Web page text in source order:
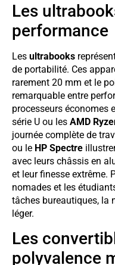
Les
performance
Les ultrabooks
de portabilité. Ces
rarement 20 mm et le
remarquable entre
processeurs économes
série U ou les AMD
journée complète de
ou le HP Spectre
avec leurs châssis en
et leur finesse extrême.
nomades et les
tâches bureautiques, la
léger.
Les
polyvalence